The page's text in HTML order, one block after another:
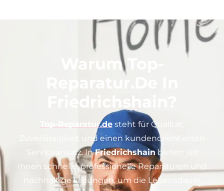
Warum Top-
Top-Reparatur.desteht für Qualität,
Zuverlässigkeit und einen kundenorientierten
Serviceansatz. InFriedrichshainbieten wir
Ihnen schnelle, professionelle Reparaturen und
nachhaltige Lösungen, um die Lebensdauer